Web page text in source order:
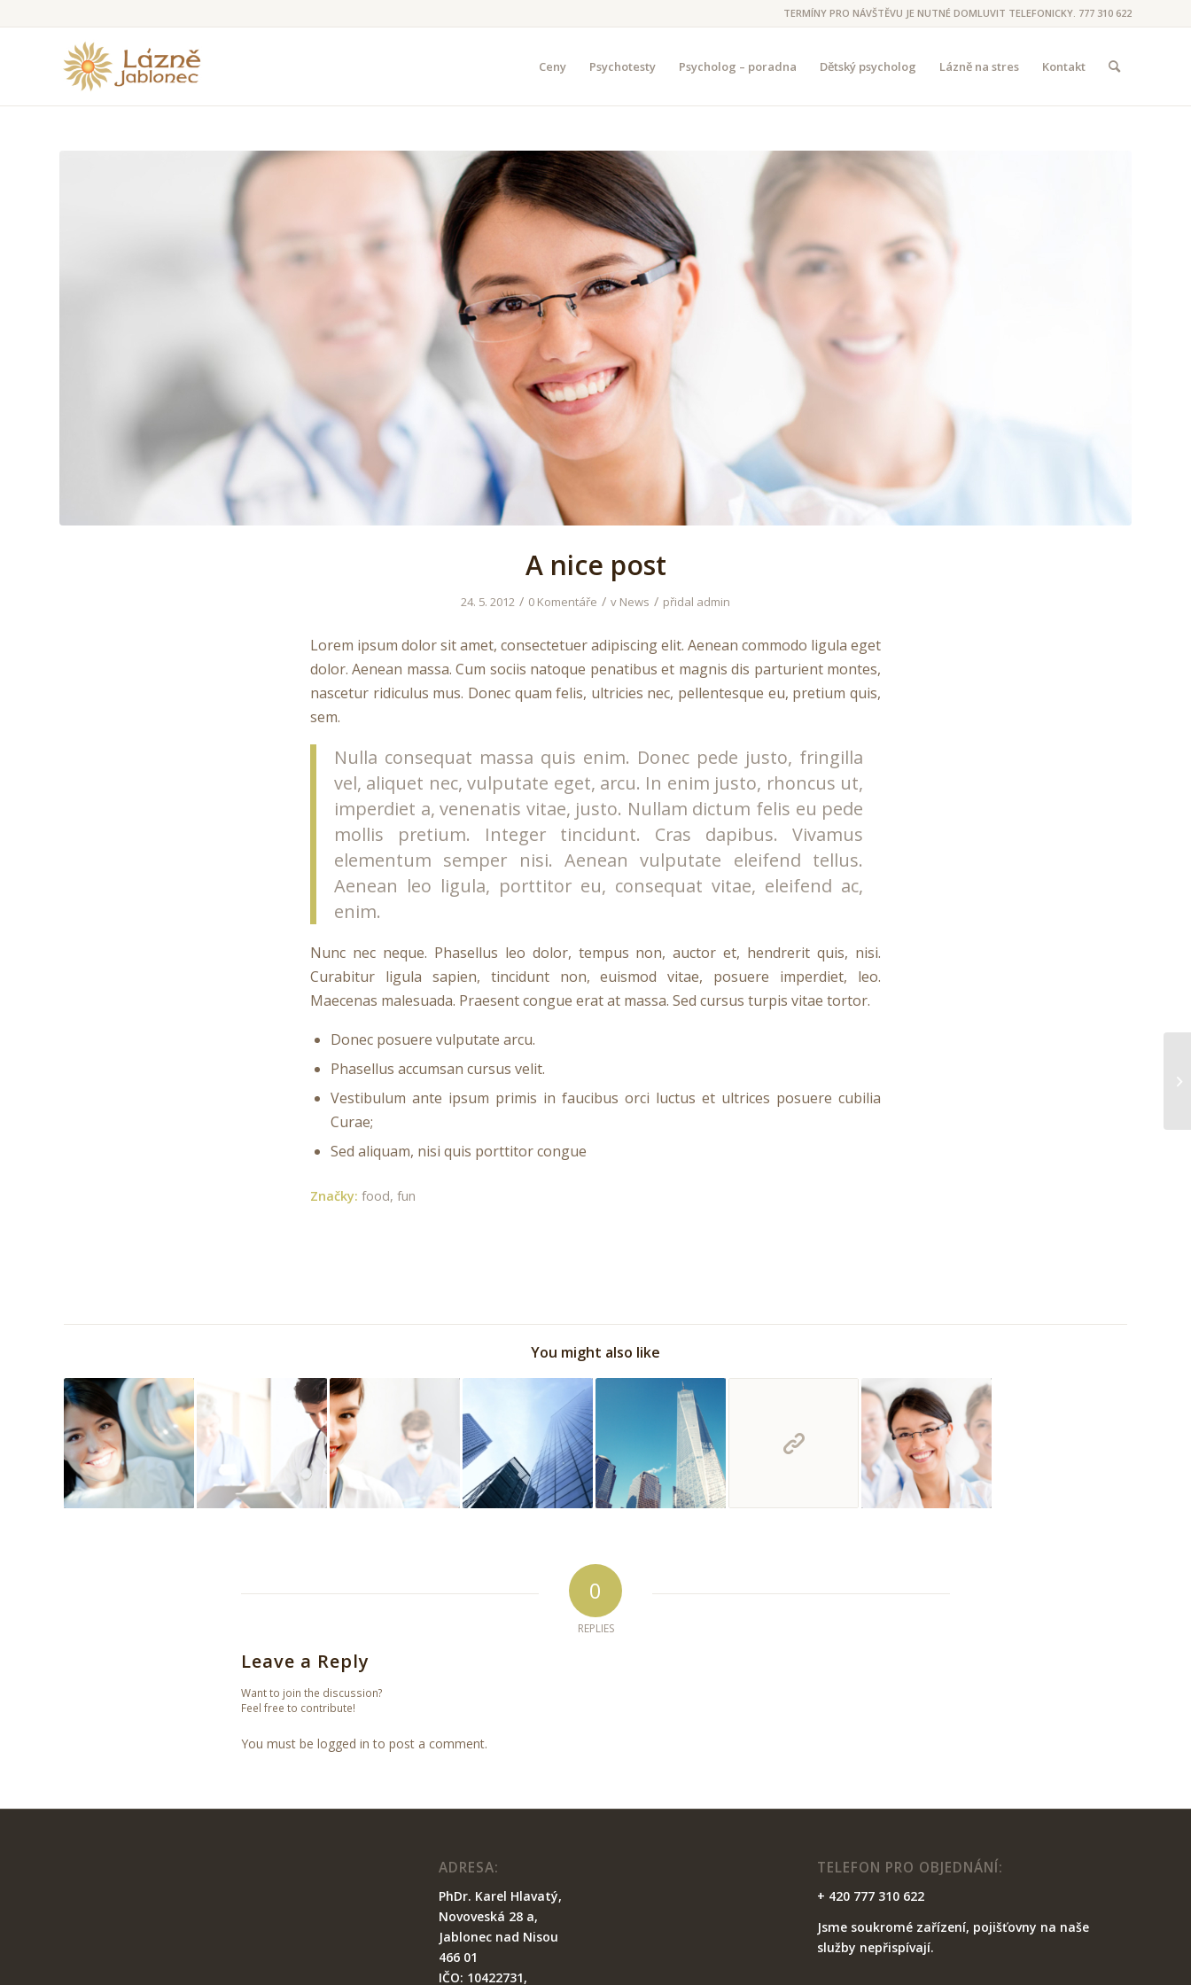
TERMÍNY PRO NÁVŠTĚVU JE NUTNÉ DOMLUVIT TELEFONICKY. 777 310 622
Ceny Psychotesty Psycholog – poradna Dětský psycholog Lázně na stres Kontakt
A nice post
24. 5. 2012 / 0 Komentáře / v News / přidal admin
Lorem ipsum dolor sit amet, consectetuer adipiscing elit. Aenean commodo ligula eget
dolor. Aenean massa. Cum sociis natoque penatibus et magnis dis parturient montes,
nascetur ridiculus mus. Donec quam felis, ultricies nec, pellentesque eu, pretium quis,
sem.
Nulla consequat massa quis enim. Donec pede justo, fringilla
vel, aliquet nec, vulputate eget, arcu. In enim justo, rhoncus ut,
imperdiet a, venenatis vitae, justo. Nullam dictum felis eu pede
mollis pretium. Integer tincidunt. Cras dapibus. Vivamus
elementum semper nisi. Aenean vulputate eleifend tellus.
Aenean leo ligula, porttitor eu, consequat vitae, eleifend ac,
enim.
Nunc nec neque. Phasellus leo dolor, tempus non, auctor et, hendrerit quis, nisi.
Curabitur ligula sapien, tincidunt non, euismod vitae, posuere imperdiet, leo.
Maecenas malesuada. Praesent congue erat at massa. Sed cursus turpis vitae tortor.
Donec posuere vulputate arcu.
Phasellus accumsan cursus velit.
Vestibulum ante ipsum primis in faucibus orci luctus et ultrices posuere cubilia
Curae;
Sed aliquam, nisi quis porttitor congue
Značky: food, fun
You might also like
0
REPLIES
Leave a Reply
Want to join the discussion?
Feel free to contribute!
You must be logged in to post a comment.
ADRESA:
PhDr. Karel Hlavatý,
Novoveská 28 a,
Jablonec nad Nisou
466 01
IČO: 10422731,
TELEFON PRO OBJEDNÁNÍ:
+ 420 777 310 622
Jsme soukromé zařízení, pojišťovny na naše
služby nepřispívají.